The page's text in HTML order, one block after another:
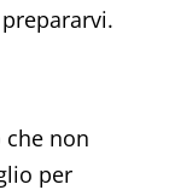
non
per